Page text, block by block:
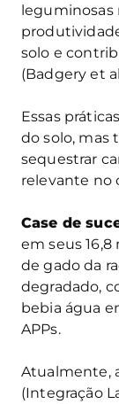
leguminosas
solo e
(Badgery et
Essas
do solo, mas
sequestrar
relevante no
Case de
em seus
de gado da
degradado,
bebia água
APPs.
Atualmente,
(Integração